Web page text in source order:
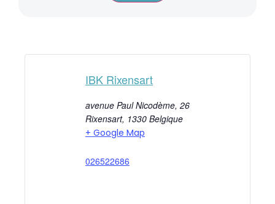
IBK Rixensart
avenue Paul Nicodème, 26
Rixensart, 1330 Belgique
+ Google Map
026522686